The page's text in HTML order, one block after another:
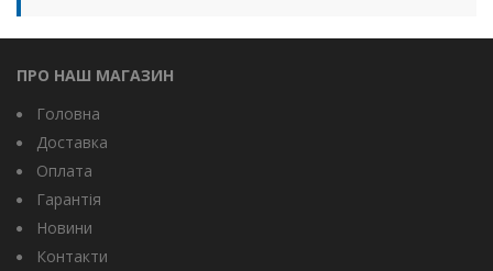
ПРО НАШ МАГАЗИН
Головна
Доставка
Оплата
Гарантія
Новини
Контакти